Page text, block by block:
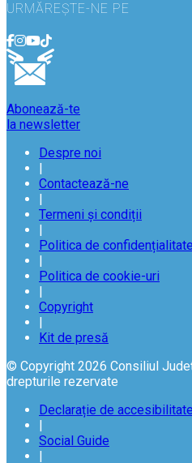
URMĂREȘTE-NE PE
Abonează-te
la newsletter
Despre noi
Contactează-ne
Termeni și condiții
Politica de confidențialitate
Politica de cookie-uri
Copyright
Kit de presă
© Copyright 2026 Consiliul
drepturile rezervate
Declarație de accesibilitate
Social Guide